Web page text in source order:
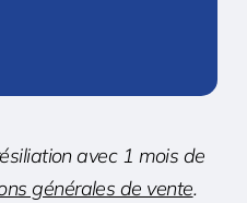
avec 1 mois de
générales de vente.